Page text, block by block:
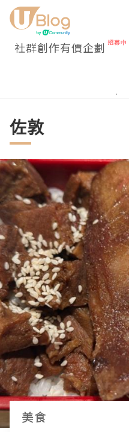
社群創作有價企劃
佐敦
美食